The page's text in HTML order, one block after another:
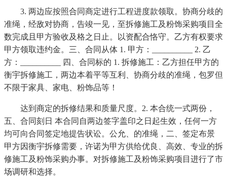
3. 两边应按照合同商定进行工程进度款领取。协商分歧的
准绳，经敌对协商，告竣一见，至拆修施工及粉饰采购项目全
数完成且甲方验收及格之日止。以资配合恪守。乙方有权要求
甲方领取违约金。三、合同从体 1. 甲方：__________ 2. 乙
方：__________ 四、合同标的 1. 拆修施工：乙方担任甲方的
衡宇拆修施工，两边本着平等互利、协商分歧的准绳，包罗但
不限于家具、家电、粉饰品等！
达到商定的拆修结果和质量尺度。2. 本合统一式两份，
五、合同刻日 本合同自两边签字盖印之日起生效，任何一方
均可向合同签定地提告状讼。公允、的准绳，二、签定布景
甲方因衡宇拆修需要，许诺为甲方供给优良、高效、专业的拆
修施工及粉饰采购办事。对拆修施工及粉饰采购项目进行了市
场调研和选择。